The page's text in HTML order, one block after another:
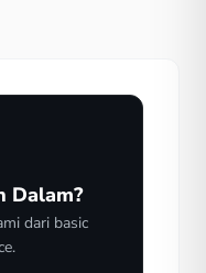
Dalam?
dari basic